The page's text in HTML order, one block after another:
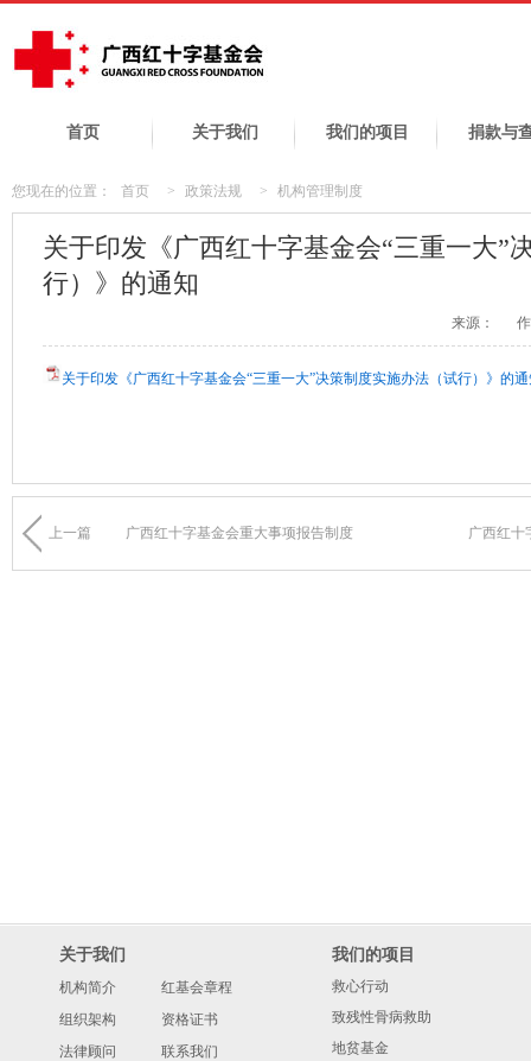
首页 关于我们 我们的项目 捐款与
您现在的位置： 首页 > 政策法规 > 机构管理制度
关于印发《广西红十字基金会“三重一大”
行）》的通知
来源：
关于印发《广西红十字基金会“三重一大”决策制度实施办法（试行）》的通
上一篇 广西红十字基金会重大事项报告制度 广西红十
关于我们
机构简介
红基会章程
组织架构
资格证书
法律顾问
联系我们
我们的项目
救心行动
致残性骨病救助
地贫基金